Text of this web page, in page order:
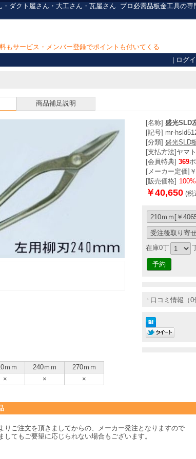
ダクト屋さん・大工さん・瓦屋さん プロ必需品板金工具の専
もサービス・メンバー登録でポイントも付いてくる
| ログ
商品補足説明
[名称] 盛光SLD
[記号] mr-
[分類] 盛光SLD
[支払方法] ヤマ
[会員特典] 369
[メーカー定価]
[販売価格]
￥40,650 (税
在庫0丁
口コミ情報（0
ｍｍ 240ｍｍ
270ｍｍ
× × ×
りご注文を頂きましてからの、メーカー発注となりますので
してもご要望に応じられない場合もございます。